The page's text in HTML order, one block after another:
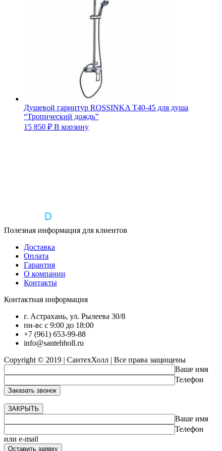
Душевой гарнитур ROSSINKA Т40-45 для душа
“Тропический дождь”
15 850 ₽ В корзину
Полезная информация для клиентов
Доставка
Оплата
Гарантия
О компании
Контакты
Контактная информация
г. Астрахань, ул. Рылеева 30/8
пн-вс с 9:00 до 18:00
+7 (961) 653-99-88
info@santehholl.ru
Copyright © 2019 | СантехХолл | Все права защищены
Ваше имя
Телефон
ЗАКРЫТЬ
Ваше имя
Телефон
или e-mail